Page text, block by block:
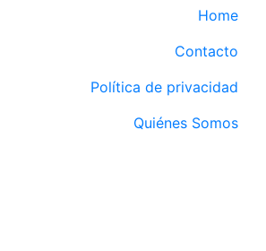
Home
Contacto
Política de privacidad
Quiénes Somos